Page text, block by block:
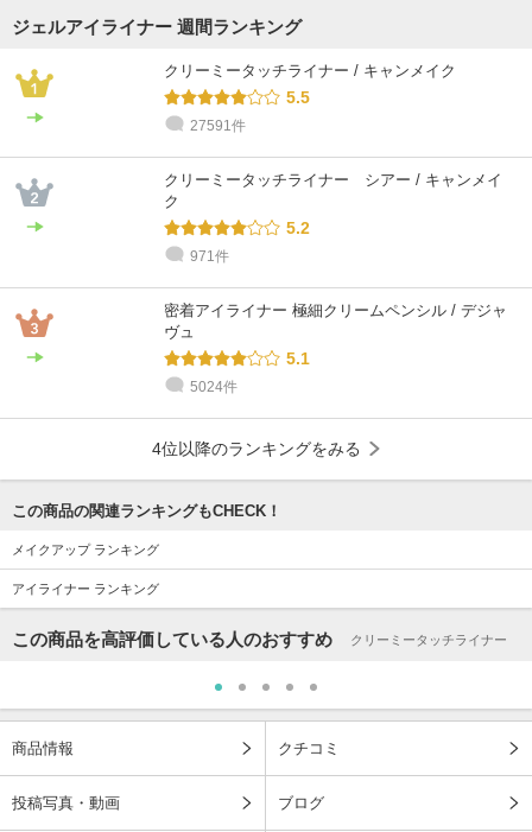
乾燥肌 / 30代 / イエベ
chihara
普通肌 / 30代 / イエベ
chihara
乾燥肌 / 50代 / ブルベ
みやざわ
ジェルアイライナー 週間ランキング
クリーミータッチライナー / キャンメイク
5.5
27591件
クリーミータッチライナー シアー / キャンメイ
ク
5.2
971件
密着アイライナー 極細クリームペンシル / デジャ
ヴュ
5.1
5024件
4位以降のランキングをみる
この商品の関連ランキングもCHECK！
メイクアップ ランキング
アイライナー ランキング
この商品を高評価している人のおすすめ クリーミータッチライナー
商品情報 クチコミ
投稿写真・動画 ブログ